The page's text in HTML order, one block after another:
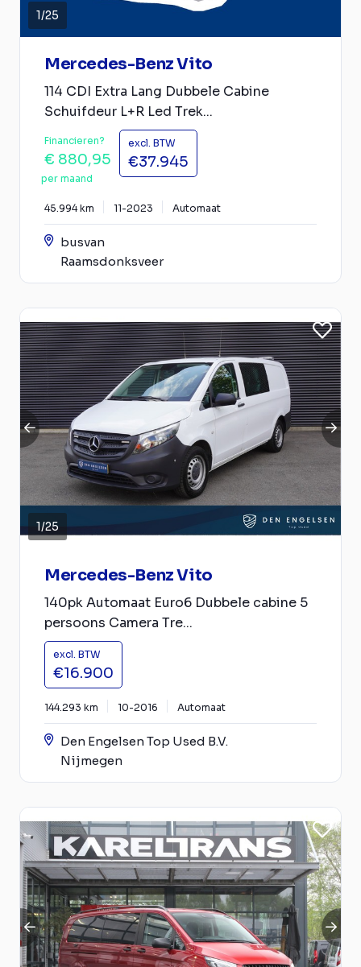
1/25
Mercedes-Benz Vito
114 CDI Extra Lang Dubbele Cabine
Schuifdeur L+R Led Trek...
Financieren?
€ 880,95
per maand
excl. BTW
€37.945
45.994 km 11-2023 Automaat
busvan
Raamsdonksveer
1/25
Mercedes-Benz Vito
140pk Automaat Euro6 Dubbele cabine 5
persoons Camera Tre...
excl. BTW
€16.900
144.293 km 10-2016 Automaat
Den Engelsen Top Used B.V.
Nijmegen